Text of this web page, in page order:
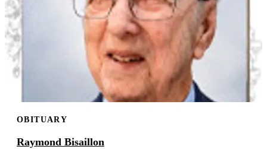
OBITUARY
Raymond Bisaillon